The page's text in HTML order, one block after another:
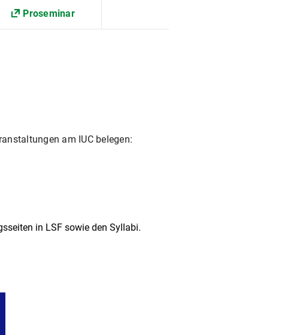
Proseminar
am IUC belegen:
in LSF sowie den Syllabi.